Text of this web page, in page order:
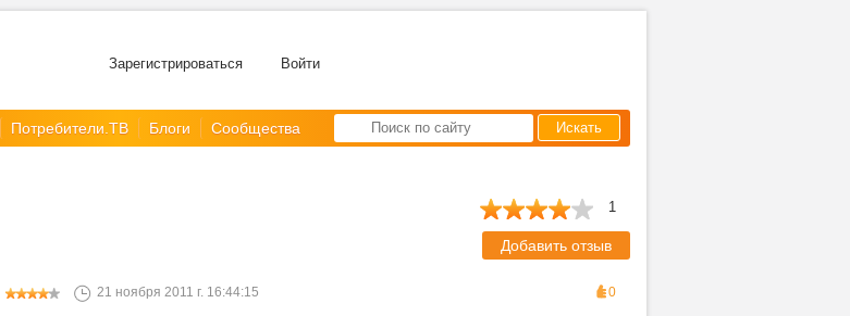
Зарегистрироваться Войти
Потребители.ТВ Блоги Сообщества Искать
1
Добавить отзыв
21 ноября 2011 г. 16:44:15 0